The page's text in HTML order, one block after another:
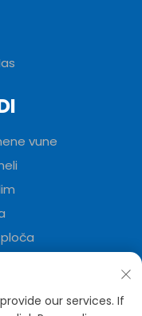
vune
our services. If